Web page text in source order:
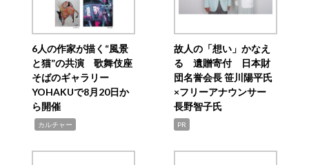
6人の作家が描く“風景
と猫”の共演 歌舞伎座
そばのギャラリー
YOHAKUで8月20日か
ら開催
カルチャー
故人の「想い」かなえ
る 遺贈寄付 日本財
団名誉会長 笹川陽平氏
×フリーアナウンサー
長野智子氏
PR